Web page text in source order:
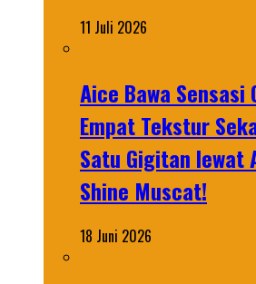
11 Juli 2026
Aice Bawa Sensasi
Empat Tekstur
Satu Gigitan lewat
Shine Muscat!
18 Juni 2026